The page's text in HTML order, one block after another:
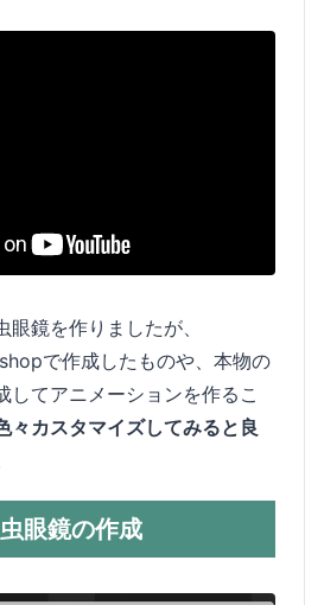
鏡を作りましたが、
で作成したものや、本物の
してアニメーションを作るこ
々カスタマイズしてみると良
眼鏡の作成